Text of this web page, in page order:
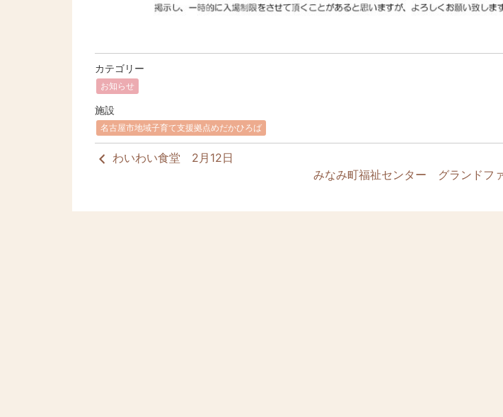
カテゴリー
お知らせ
施設
名古屋市地域子育て支援拠点めだかひろば
わいわい食堂 2月12日
みなみ町福祉センター グランドフ